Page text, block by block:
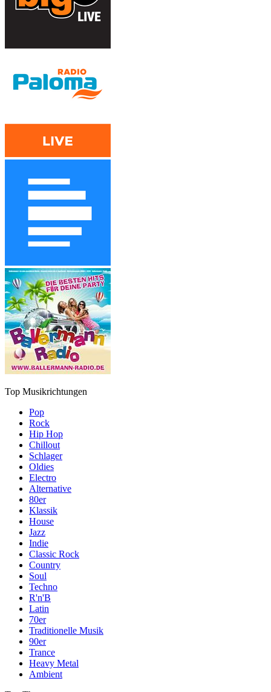
Top Musikrichtungen
Pop
Rock
Hip Hop
Chillout
Schlager
Oldies
Electro
Alternative
80er
Klassik
House
Jazz
Indie
Classic Rock
Country
Soul
Techno
R'n'B
Latin
70er
Traditionelle Musik
90er
Trance
Heavy Metal
Ambient